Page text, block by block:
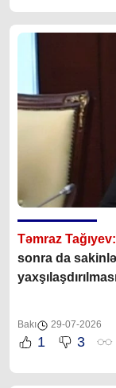
Təmraz Tağıyev:
sonra da
Bakı 29-07-2026
1 3